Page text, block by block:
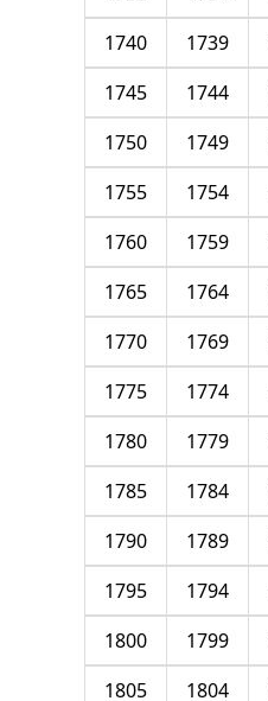
1739
1740
1744
1745
1749
1750
1754
1755
1759
1760
1764
1765
1769
1770
1774
1775
1779
1780
1784
1785
1789
1790
1794
1795
1799
1800
1804
1805